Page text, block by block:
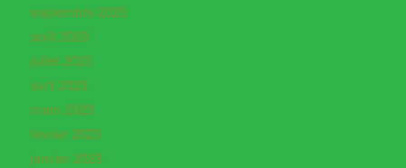
septembre 2023
août 2023
juillet 2023
avril 2023
mars 2023
février 2023
janvier 2023